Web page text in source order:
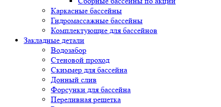
Каркасные бассейны
Гидромассажные бассейны
Комплектующие для бассейнов
Закладные детали
Водозабор
Стеновой проход
Скиммер для бассейна
Донный слив
Форсунки для бассейна
Переливная решетка